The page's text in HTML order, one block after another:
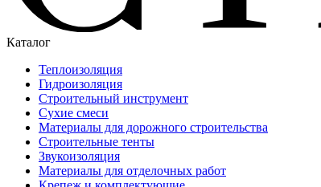
Каталог
Теплоизоляция
Гидроизоляция
Строительный инструмент
Сухие смеси
Материалы для дорожного строительства
Строительные тенты
Звукоизоляция
Материалы для отделочных работ